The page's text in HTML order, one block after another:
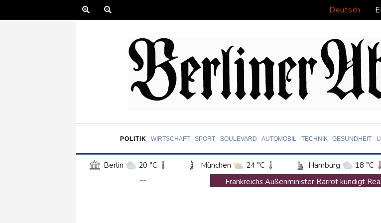
Deutsch
POLITIK WIRTSCHAFT SPORT BOULEVARD AUTOMOBIL TECHNIK GESUNDHEIT
Berlin 20 °C München 24 °C Hamburg 18 °C
Frankfurt am Main
Potsdam 21 °C Leipzig
--
Frankreichs Außenminister Barrot kündigt